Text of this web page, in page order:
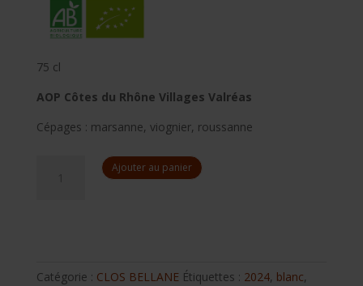
75 cl
AOP Côtes du Rhône Villages Valréas
Cépages : marsanne, viognier, roussanne
Ajouter au panier
Catégorie : CLOS BELLANE Étiquettes : 2024, blanc,